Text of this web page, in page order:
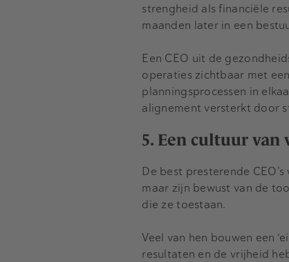
strengheid als financiële
maanden later in een
Een CEO uit de
operaties zichtbaar met
planningsprocessen in
alignement versterkt door
5. Een cultuur
De best presterende
maar zijn bewust van de
die ze toestaan.
Veel van hen bouwen een
resultaten en de vrijheid